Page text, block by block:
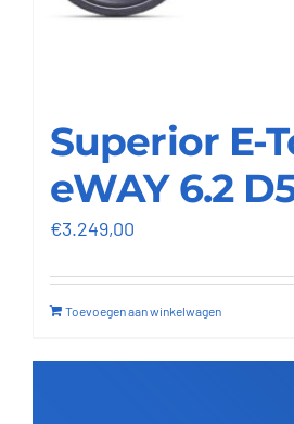
Superior E-
eWAY 6.2
€3.249,00
Toevoegen aan winkelwagen